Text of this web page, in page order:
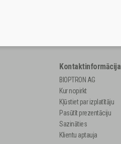
Kontaktinformācija
BIOPTRON AG
Kur nopirkt
Kļūstiet par izplatītāju
Pasūtīt prezentāciju
Sazināties
Klientu aptauja